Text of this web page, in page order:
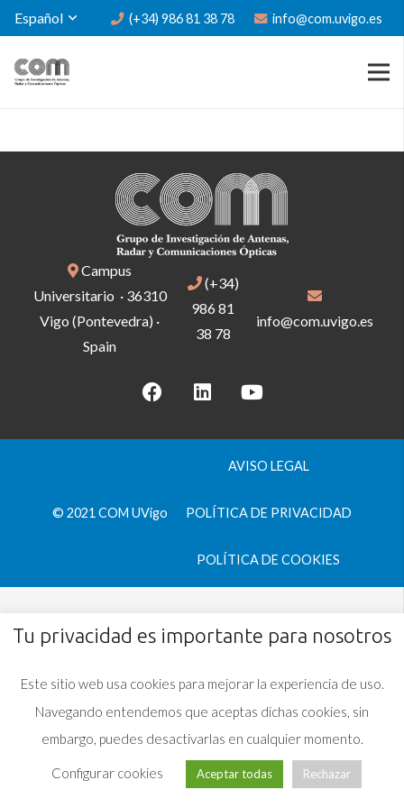
Español (+34) 986 81 38 78 info@com.uvigo.es
Campus
Universitario · 36310
Vigo (Pontevedra) ·
Spain
(+34)
986 81
38 78
info@com.uvigo.es
© 2021 COM UVigo
AVISO LEGAL
POLÍTICA DE PRIVACIDAD
POLÍTICA DE COOKIES
Tu privacidad es importante para nosotros
Este sitio web usa cookies para mejorar la experiencia de uso.
Navegando entendemos que aceptas dichas cookies, sin
embargo, puedes desactivarlas en cualquier momento.
Configurar cookies Aceptar todas Rechazar